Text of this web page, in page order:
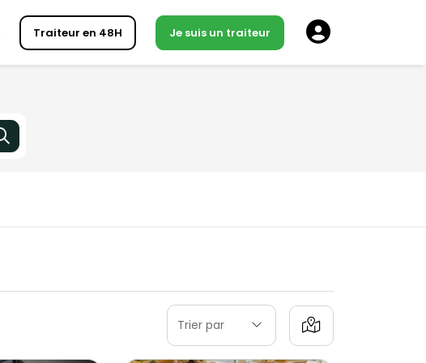
Traiteur en 48H Je suis un traiteur
Trier par